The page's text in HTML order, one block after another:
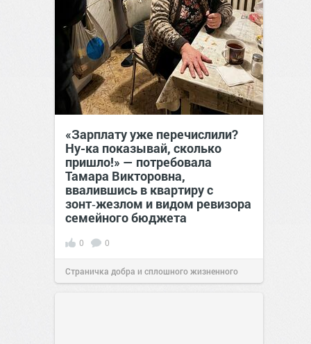
«Зарплату уже перечислили?
Ну-ка показывай, сколько
пришло!» — потребовала
Тамара Викторовна,
ввалившись в квартиру с
зонт‑жезлом и видом ревизора
семейного бюджета
0 0
Страничка добра и сплошного жизненного